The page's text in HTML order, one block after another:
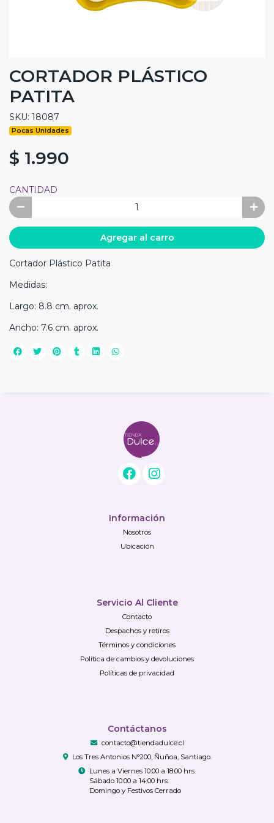
CORTADOR PLÁSTICO
PATITA
SKU: 18087
Pocas Unidades
$ 1.990
CANTIDAD
Agregar al carro
Cortador Plástico Patita
Medidas:
Largo: 8.8 cm. aprox.
Ancho: 7.6 cm. aprox.
Información
Nosotros
Ubicación
Servicio Al Cliente
Contacto
Despachos y retiros
Términos y condiciones
Política de cambios y devoluciones
Políticas de privacidad
Contáctanos
contacto@tiendadulce.cl
Los Tres Antonios N°200, Ñuñoa, Santiago.
Lunes a Viernes 10:00 a 18:00 hrs.
Sábado 10:00 a 14:00 hrs.
Domingo y Festivos Cerrado